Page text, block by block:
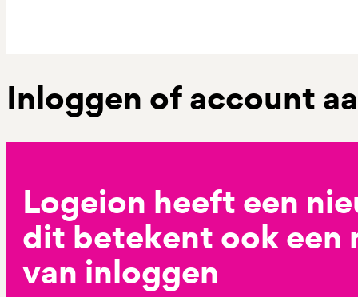
Inloggen of account
Logeion heeft een
dit betekent ook een
van inloggen